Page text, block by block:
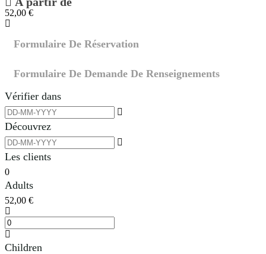
52,00 €
Formulaire De Réservation
Formulaire De Demande De Renseignements
Vérifier dans
Découvrez
Les clients
0
Adults
52,00 €
Children